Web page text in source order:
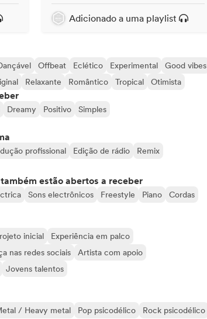
Adicionado a uma playlist
Offbeat Eclético Experimental
Good vibes
Relaxante Romântico Tropical Otimista
Dreamy Positivo Simples
profissional Edição de rádio
Remix
estão abertos a receber
Sons electrônicos Freestyle Piano Cordas
inicial
Experiência em palco
nas redes sociais
Artista com apoio
Jovens talentos
/ Heavy metal Pop psicodélico
Rock psicodélico